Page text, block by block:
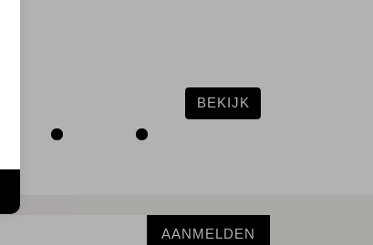
BEKIJK
AANMELDEN